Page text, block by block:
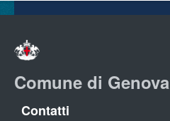
Comune di Genova
Contatti